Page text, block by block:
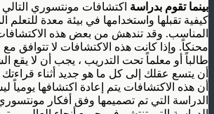
بينما تقوم بدراسة اكتشافات مونتسوري
كيفية تقبلها واستخدامها في بيئة معدة للتعلم
المناسب. وقد تندهش من بعض هذه
محنكاً. وإذا كانت هذه الاكتشافات لا تتوافق
طالباً أو معلماً تحت التدريب ، يجب أن لا
أن يتسع عقلك إلى كل ما هو جديد أثناء
أن هذه الاكتشافات يتم إعادة اكتشافها
الدراسة التي تم تصميمها وفق أفكار